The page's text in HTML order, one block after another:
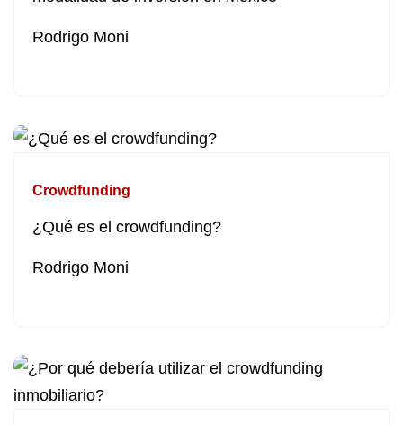
Rodrigo Moni
Crowdfunding
¿Qué es el crowdfunding?
Rodrigo Moni